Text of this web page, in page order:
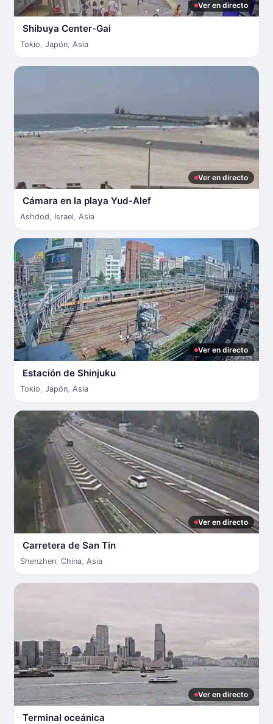
Ver en directo
Shibuya Center-Gai
Tokio, Japón, Asia
Ver en directo
Cámara en la playa Yud-Alef
Ashdod, Israel, Asia
Ver en directo
Estación de Shinjuku
Tokio, Japón, Asia
Ver en directo
Carretera de San Tin
Shenzhen, China, Asia
Ver en directo
Terminal oceánica